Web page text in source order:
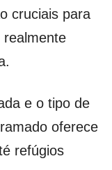
cruciais para
realmente
e o tipo de
oferece
refúgios